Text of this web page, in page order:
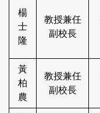
楊
士
隆
教授兼任
副校長
黃
柏
農
教授兼任
副校長